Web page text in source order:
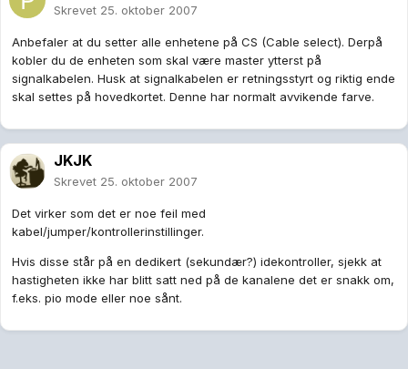
Skrevet 25. oktober 2007
Anbefaler at du setter alle enhetene på CS (Cable select). Derpå
kobler du de enheten som skal være master ytterst på
signalkabelen. Husk at signalkabelen er retningsstyrt og riktig ende
skal settes på hovedkortet. Denne har normalt avvikende farve.
JKJK
Skrevet 25. oktober 2007
Det virker som det er noe feil med
kabel/jumper/kontrollerinstillinger.
Hvis disse står på en dedikert (sekundær?) idekontroller, sjekk at
hastigheten ikke har blitt satt ned på de kanalene det er snakk om,
f.eks. pio mode eller noe sånt.